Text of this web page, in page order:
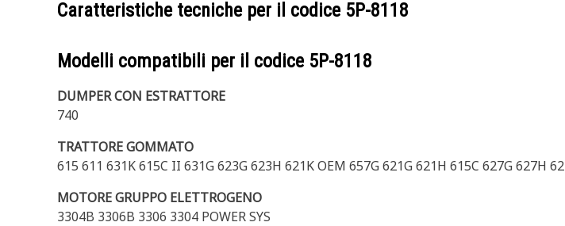
Caratteristiche tecniche per il codice 5P-8118
Modelli compatibili per il codice 5P-8118
DUMPER CON ESTRATTORE
740
TRATTORE GOMMATO
615 611 631K 615C II 631G 623G 623H 621K OEM 657G 621G 621H 615C 627G 627H
MOTORE GRUPPO ELETTROGENO
3304B 3306B 3306 3304 POWER SYS